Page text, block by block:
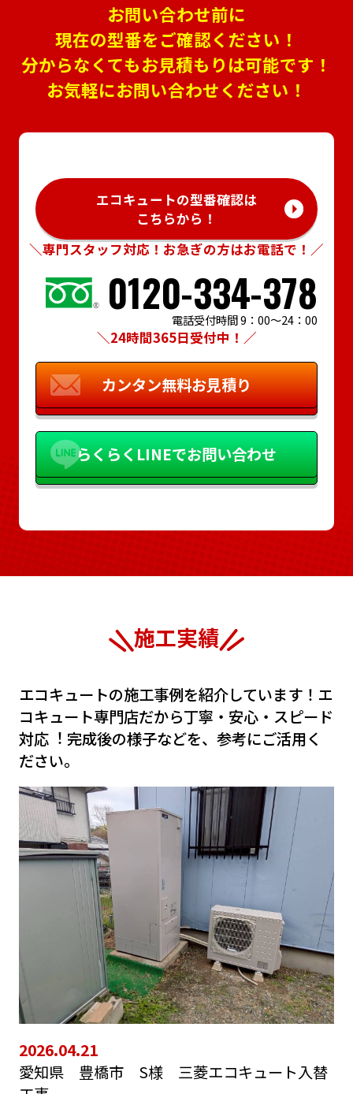
お問い合わせ前に
現在の型番をご確認ください！
分からなくてもお見積もりは可能です！
お気軽にお問い合わせください！
エコキュートの型番確認は
こちらから！
＼専門スタッフ対応！お急ぎの方はお電話で！／
0120-334-378
電話受付時間 9：00～24：00
＼24時間365日受付中！／
カンタン無料お見積り
らくらくLINEでお問い合わせ
施工実績
エコキュートの施⼯事例を紹介しています！エ
コキュート専⾨店だから丁寧・安⼼・スピード
対応︕ 完成後の様⼦などを、参考にご活⽤く
ださい。
2026.04.21
愛知県 豊橋市 S様 三菱エコキュート入替